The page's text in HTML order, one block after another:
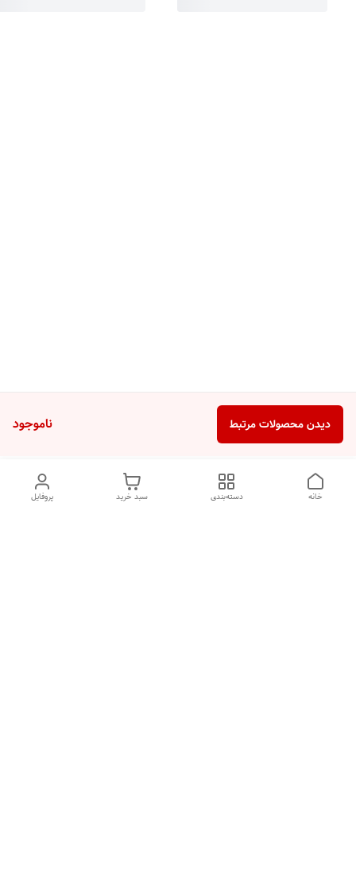
ناموجود دیدن محصولات مرتبط
پروفایل سبد خرید دسته‌بندی خانه